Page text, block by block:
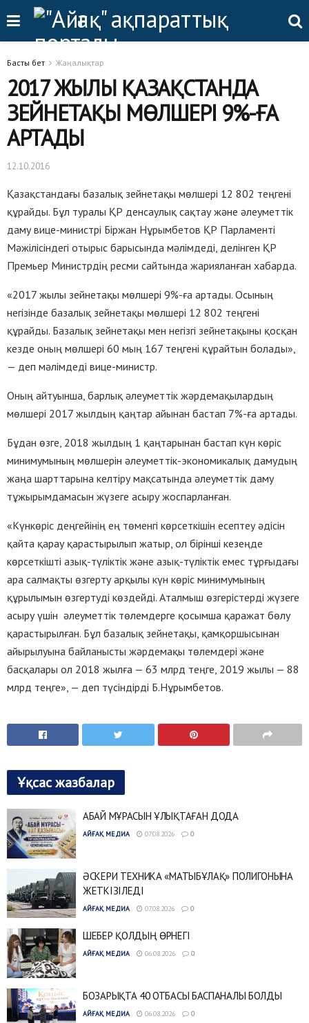
Басты бет Жаңалықтар
2017 ЖЫЛЫ ҚАЗАҚСТАНДА
ЗЕЙНЕТАҚЫ МӨЛШЕРІ 9%-ҒА
АРТАДЫ
12.10.2016
Қазақстандағы базалық зейнетақы мөлшері 12 802 теңгені
құрайды. Бұл туралы ҚР денсаулық сақтау және әлеуметтік
даму вице-министрі Біржан Нұрымбетов ҚР Парламенті
Мәжілісіндегі отырыс барысында мәлімдеді, делінген ҚР
Премьер Министрдің ресми сайтында жарияланған хабарда.
«2017 жылы зейнетақы мөлшерi 9%-ға артады. Осының
негiзiнде базалық зейнетақы мөлшерi 12 802 теңгенi
құрайды. Базалық зейнетақы мен негiзгi зейнетақыны қосқан
кезде оның мөлшерi 60 мың 167 теңгенi құрайтын болады»,
— деп мәлімдеді вице-министр.
Оның айтуынша, барлық әлеуметтiк жәрдемақылардың
мөлшерi 2017 жылдың қаңтар айынан бастап 7%-ға артады.
Бұдан өзге, 2018 жылдың 1 қаңтарынан бастап күн көріс
минимумының мөлшерін әлеуметтік-экономикалық дамудың
жаңа шарттарына келтіру мақсатында әлеуметтік даму
тұжырымдамасын жүзеге асыру жоспарланған.
«Күнкөріс деңгейінің ең төменгі көрсеткішін есептеу әдісін
қайта қарау қарастырылып жатыр, ол бірінші кезеңде
көрсеткішті азық-түліктік және азық-түліктік емес тұрғыдағы
ара салмақты өзгерту арқылы күн көріс минимумының
құрылымын өзгертуді көздейді. Аталмыш өзгерістерді жүзеге
асыру үшін әлеуметтік төлемдерге қосымша қаражат бөлу
қарастырылған. Бұл базалық зейнетақы, қамқоршысынан
айырылуына байланысты жәрдемақы төлемдері және
басқалары ол 2018 жылға — 63 млрд теңге, 2019 жылы — 88
млрд теңге», — деп түсіндірді Б.Нұрымбетов.
Ұқсас жазбалар
АБАЙ МҰРАСЫН ҰЛЫҚТАҒАН ДОДА
АЙҒАҚ МЕДИА 07.08.2026 0
ӘСКЕРИ ТЕХНИКА «МАТЫБҰЛАҚ» ПОЛИГОНЫНА
ЖЕТКІЗІЛЕДІ
АЙҒАҚ МЕДИА 07.08.2026 0
ШЕБЕР ҚОЛДЫҢ ӨРНЕГІ
АЙҒАҚ МЕДИА 06.08.2026 0
БОЗАРЫҚТА 40 ОТБАСЫ БАСПАНАЛЫ БОЛДЫ
АЙҒАҚ МЕДИА 06.08.2026 0